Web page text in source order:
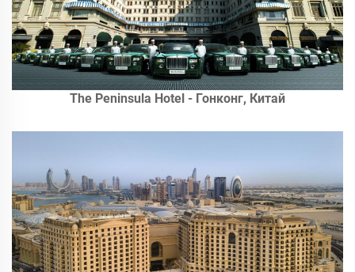
The Peninsula Hotel - Гонконг, Китай